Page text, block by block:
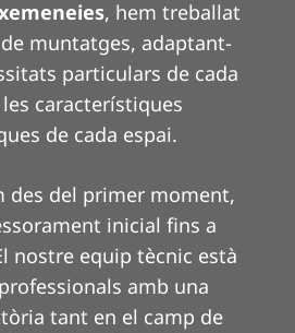
, hem treballat
muntatges, adaptant-
particulars de cada
característiques
de cada espai.
des del primer moment,
inicial fins a
nostre equip tècnic està
amb una
tant en el camp de